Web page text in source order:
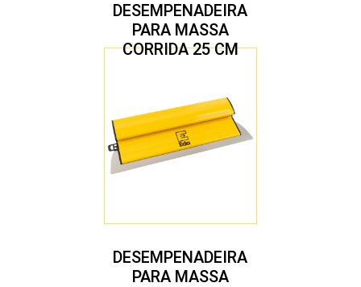
DESEMPENADEIRA
PARA MASSA
CORRIDA 25 CM
DESEMPENADEIRA
PARA MASSA